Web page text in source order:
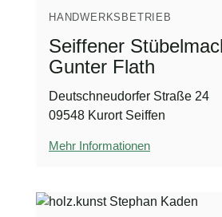
HANDWERKSBETRIEB
Seiffener
Gunter Flath
Deutschneudorfer Straße 24
09548 Kurort Seiffen
Mehr Informationen